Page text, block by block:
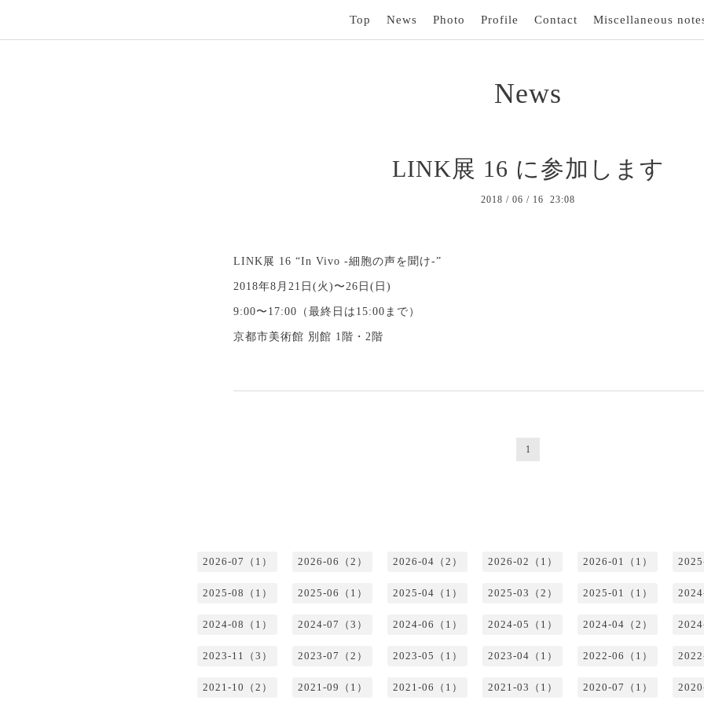
Top News Photo Profile Contact Miscellaneous
News
LINK展 16 に参加します
2018 / 06 / 16 23:08
LINK展 16 “In Vivo -細胞の声を聞け-”
2018年8月21日(火)〜26日(日)
9:00〜17:00（最終日は15:00まで）
京都市美術館 別館 1階・2階
1
2026-07（1） 2026-06（2） 2026-04（2） 2026-02（1） 2026-01（1）
2025-08（1） 2025-06（1） 2025-04（1） 2025-03（2） 2025-01（1）
2024-08（1） 2024-07（3） 2024-06（1） 2024-05（1） 2024-04（2）
2023-11（3） 2023-07（2） 2023-05（1） 2023-04（1） 2022-06（1）
2021-10（2） 2021-09（1） 2021-06（1） 2021-03（1） 2020-07（1）